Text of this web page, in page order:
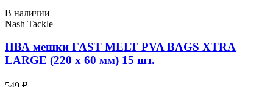
В наличии
Nash Tackle
ПВА мешки FAST MELT PVA BAGS XTRA
LARGE (220 x 60 мм) 15 шт.